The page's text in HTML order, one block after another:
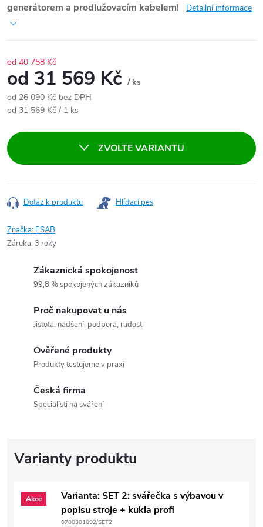
generátorem a prodlužovacím kabelem!
Detailní informace
od 40 758 Kč
od 31 569 Kč / ks
od 26 090 Kč bez DPH
Měrná cena:
od 31 569 Kč / 1 ks
ZVOLTE VARIANTU
Dotaz k produktu Hlídací pes
Značka: ESAB
Záruka: 3 roky
Zákaznická spokojenost
99,8 % spokojených zákazníků
Proč nakupovat u nás
Jistota, nadšení, podpora, radost
Ověřené produkty
Produkty testujeme v praxi
Česká firma
Specialisti na sváření
Akce
Varianta: SET 2: svářečka s výbavou v
popisu stroje + kukla profi
0700301092/SET2